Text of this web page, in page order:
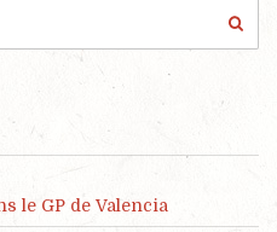
le GP de Valencia